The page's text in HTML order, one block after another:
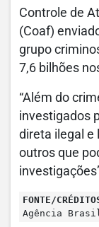
Controle de
(Coaf)
grupo
7,6 bilhões
“Além do
investigados
direta ilegal e
outros que
FONTE/
Agência